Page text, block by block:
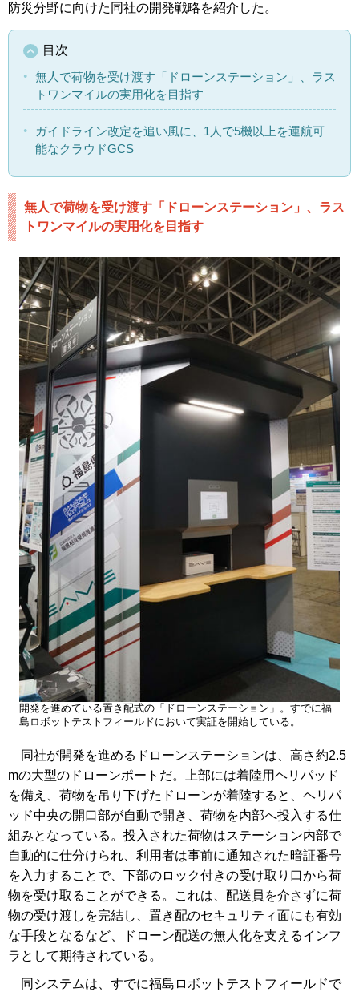
防災分野に向けた同社の開発戦略を紹介した。
目次
無人で荷物を受け渡す「ドローンステーション」、ラス
トワンマイルの実用化を目指す
ガイドライン改定を追い風に、1人で5機以上を運航可
能なクラウドGCS
無人で荷物を受け渡す「ドローンステーション」、ラス
トワンマイルの実用化を目指す
開発を進めている置き配式の「ドローンステーション」。すでに福
島ロボットテストフィールドにおいて実証を開始している。
同社が開発を進めるドローンステーションは、高さ約2.5
mの大型のドローンポートだ。上部には着陸用ヘリパッド
を備え、荷物を吊り下げたドローンが着陸すると、ヘリパ
ッド中央の開口部が自動で開き、荷物を内部へ投入する仕
組みとなっている。投入された荷物はステーション内部で
自動的に仕分けられ、利用者は事前に通知された暗証番号
を入力することで、下部のロック付きの受け取り口から荷
物を受け取ることができる。これは、配送員を介さずに荷
物の受け渡しを完結し、置き配のセキュリティ面にも有効
な手段となるなど、ドローン配送の無人化を支えるインフ
ラとして期待されている。
同システムは、すでに福島ロボットテストフィールドで